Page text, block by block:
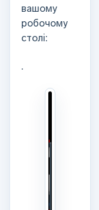
вашому
робочому
столі:
.